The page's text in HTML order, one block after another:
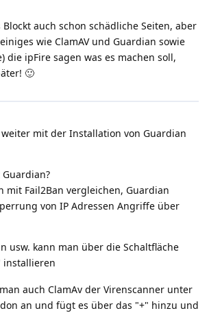
auch schon schädliche Seiten, aber
wie ClamAV und Guardian sowie
die ipFire sagen was es machen soll,
🙂
mit der Installation von Guardian
mit Fail2Ban vergleichen, Guardian
von IP Adressen Angriffe über
usw. kann man über die Schaltfläche
installieren
auch ClamAv der Virenscanner unter
an und fügt es über das "+" hinzu und